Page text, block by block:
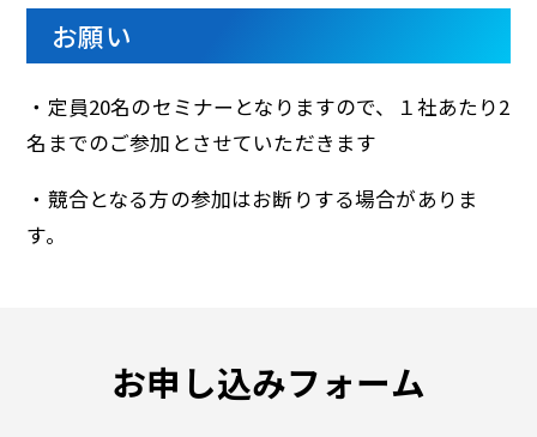
お願い
・定員20名のセミナーとなりますので、１社あたり2
名までのご参加とさせていただきます
・競合となる方の参加はお断りする場合がありま
す。
お申し込みフォーム